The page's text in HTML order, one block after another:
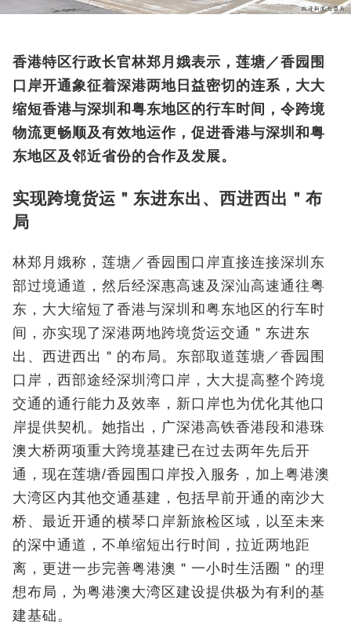
香港特区行政长官林郑月娥表示，莲塘／香园围
口岸开通象征着深港两地日益密切的连系，大大
缩短香港与深圳和粤东地区的行车时间，令跨境
物流更畅顺及有效地运作，促进香港与深圳和粤
东地区及邻近省份的合作及发展。
实现跨境货运＂东进东出、西进西出＂布
局
林郑月娥称，莲塘／香园围口岸直接连接深圳东
部过境通道，然后经深惠高速及深汕高速通往粤
东，大大缩短了香港与深圳和粤东地区的行车时
间，亦实现了深港两地跨境货运交通＂东进东
出、西进西出＂的布局。东部取道莲塘／香园围
口岸，西部途经深圳湾口岸，大大提高整个跨境
交通的通行能力及效率，新口岸也为优化其他口
岸提供契机。她指出，广深港高铁香港段和港珠
澳大桥两项重大跨境基建已在过去两年先后开
通，现在莲塘/香园围口岸投入服务，加上粤港澳
大湾区内其他交通基建，包括早前开通的南沙大
桥、最近开通的横琴口岸新旅检区域，以至未来
的深中通道，不单缩短出行时间，拉近两地距
离，更进一步完善粤港澳＂一小时生活圈＂的理
想布局，为粤港澳大湾区建设提供极为有利的基
建基础。